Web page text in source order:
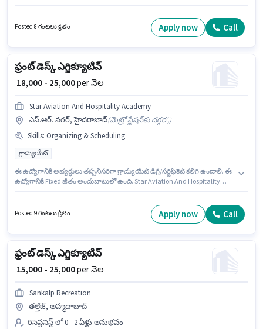
ఈ ఉద్యోగానికి Fixed జీతం అందుబాటులో ఉంది. దరఖాస్తుదారులు కనీసం
గ్రాడ్యుయేట్ డిగ్రీ లేదా సర్టిఫికెట్ కలిగి ఉండాలి. ఈ ఉద్యోగానికి అభ్యర్థి వద్ద Computer
Posted 8 గంటలు క్రితం Apply now Call
ఫ్రంట్ డెస్క్ ఎగ్జిక్యూటివ్
₹ 18,000 - 25,000per నెల
Star Aviation And Hospitality Academy
ఎస్.ఆర్. నగర్, హైదరాబాద్(మెట్రో స్టేషన్‌కు దగ్గర',)
Skills: Organizing & Scheduling
గ్రాడ్యుయేట్
ఈ ఉద్యోగానికి అభ్యర్థులు తప్పనిసరిగా గ్రాడ్యుయేట్ డిగ్రీ/సర్టిఫికెట్ కలిగి ఉండాలి. ఈ
ఉద్యోగానికి Fixed జీతం అందుబాటులో ఉంది. Star Aviation And Hospitality
కోసం, నెల జీతం ₹25000 ఉంటుంది. ఈ ఉద్యోగానికి అర్హత పొందేందుకు అభ్యర్థికి
Organizing & Scheduling వంటి నైపుణ్యాలు ఉండాలి.
Posted 9 గంటలు క్రితం Apply now Call
ఫ్రంట్ డెస్క్ ఎగ్జిక్యూటివ్
₹ 15,000 - 25,000per నెల
Sankalp Recreation
తల్తేజ్, అహ్మదాబాద్
రిసెప్షనిస్ట్ లో 0 - 2 ఏళ్లు అనుభవం